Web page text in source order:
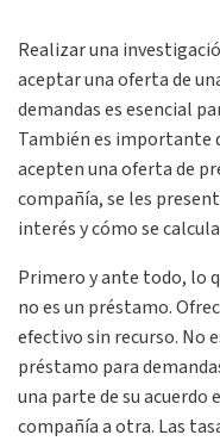
Realizar una
aceptar una oferta de
demandas es esencial
También es importante
acepten una oferta de
compañía, se les
interés y cómo se
Primero y ante todo, lo
no es un préstamo.
efectivo sin recurso. No
préstamo para
una parte de su acuerdo
compañía a otra. Las